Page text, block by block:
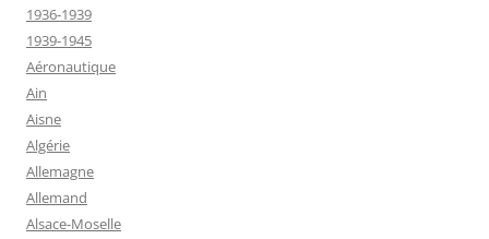
1936-1939
1939-1945
Aéronautique
Ain
Aisne
Algérie
Allemagne
Allemand
Alsace-Moselle